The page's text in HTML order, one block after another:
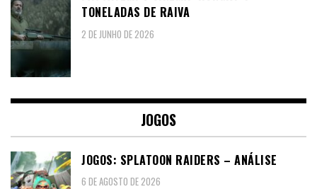
TONELADAS DE RAIVA
2 DE JUNHO DE 2026
JOGOS
JOGOS: SPLATOON RAIDERS – ANÁLISE
6 DE AGOSTO DE 2026